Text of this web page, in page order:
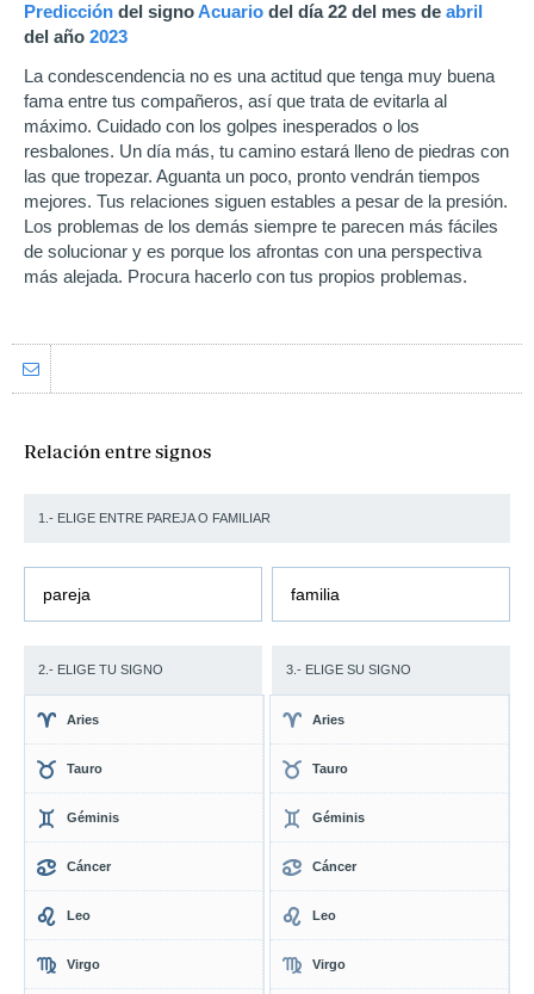
Predicción del signoAcuario del día 22 del mes de abril
del año 2023
La condescendencia no es una actitud que tenga muy buena
fama entre tus compañeros, así que trata de evitarla al
máximo. Cuidado con los golpes inesperados o los
resbalones. Un día más, tu camino estará lleno de piedras con
las que tropezar. Aguanta un poco, pronto vendrán tiempos
mejores. Tus relaciones siguen estables a pesar de la presión.
Los problemas de los demás siempre te parecen más fáciles
de solucionar y es porque los afrontas con una perspectiva
más alejada. Procura hacerlo con tus propios problemas.
Relación entre signos
1.- ELIGE ENTRE PAREJA O FAMILIAR
pareja familia
2.- ELIGE TU SIGNO 3.- ELIGE SU SIGNO
Aries
Tauro
Géminis
Cáncer
Leo
Virgo
Aries
Tauro
Géminis
Cáncer
Leo
Virgo